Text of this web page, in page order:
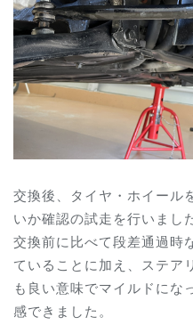
交換後、タイヤ・ホイール
いか確認の試走を行いまし
交換前に比べて段差通過時
ていることに加え、ステア
も良い意味でマイルドにな
感できました。